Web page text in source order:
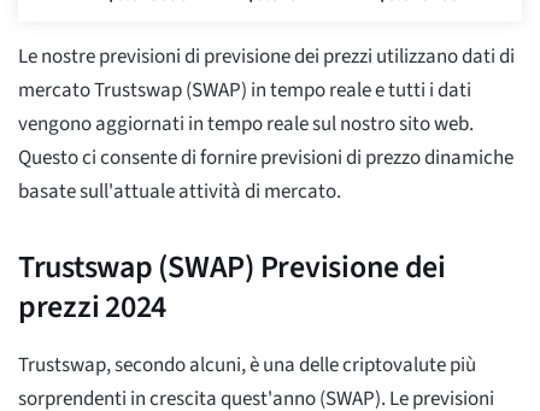
Le nostre previsioni di previsione dei prezzi utilizzano dati di
mercato Trustswap (SWAP) in tempo reale e tutti i dati
vengono aggiornati in tempo reale sul nostro sito web.
Questo ci consente di fornire previsioni di prezzo dinamiche
basate sull'attuale attività di mercato.
Trustswap (SWAP) Previsione dei
prezzi 2024
Trustswap, secondo alcuni, è una delle criptovalute più
sorprendenti in crescita quest'anno (SWAP). Le previsioni